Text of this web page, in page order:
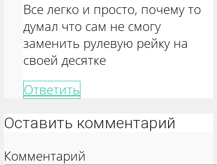
Все легко и просто, почему то
думал что сам не смогу
заменить рулевую рейку на
своей десятке
Ответить
Оставить комментарий
Комментарий